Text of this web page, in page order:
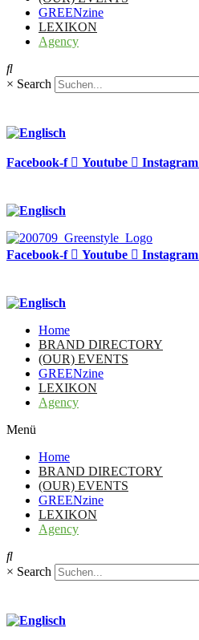
GREENzine
LEXIKON
Agency
× Search
Facebook-f Youtube Instagram
Facebook-f Youtube Instagram
Home
BRAND DIRECTORY
(OUR) EVENTS
GREENzine
LEXIKON
Agency
Menü
Home
BRAND DIRECTORY
(OUR) EVENTS
GREENzine
LEXIKON
Agency
× Search